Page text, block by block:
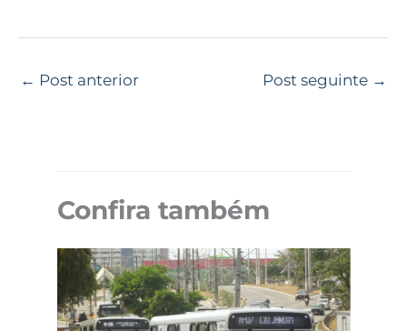
← Post anterior Post seguinte →
Confira também